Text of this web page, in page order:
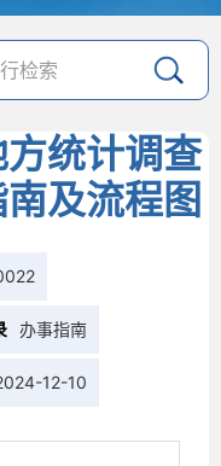
统计调查
及流程图
办事指南
12-10